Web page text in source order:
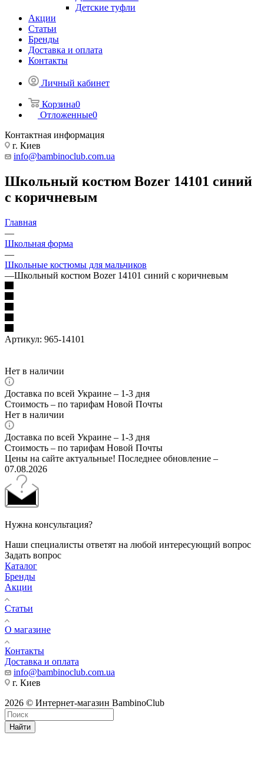
Детские туфли
Акции
Статьи
Бренды
Доставка и оплата
Контакты
Личный кабинет
Корзина0
Отложенные0
Контактная информация
г. Киев
info@bambinoclub.com.ua
Школьный костюм Bozer 14101 синий
с коричневым
Главная
—
Школьная форма
—
Школьные костюмы для мальчиков
—Школьный костюм Bozer 14101 синий с коричневым
Артикул: 965-14101
Нет в наличии
Доставка по всей Украине – 1-3 дня
Стоимость – по тарифам Новой Почты
Нет в наличии
Доставка по всей Украине – 1-3 дня
Стоимость – по тарифам Новой Почты
Цены на сайте актуальные! Последнее обновление –
07.08.2026
Нужна консультация?
Наши специалисты ответят на любой интересующий вопрос
Задать вопрос
Каталог
Бренды
Акции
Статьи
О магазине
Контакты
Доставка и оплата
info@bambinoclub.com.ua
г. Киев
2026 © Интернет-магазин BambinoClub
Найти